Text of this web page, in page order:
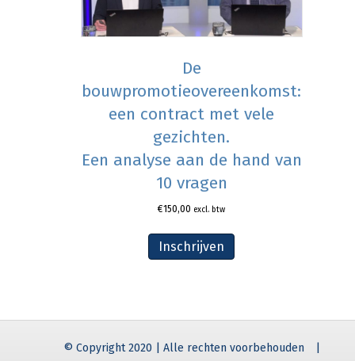
De
bouwpromotieovereenkomst:
een contract met vele
gezichten.
Een analyse aan de hand van
10 vragen
€150,00 excl. btw
Inschrijven
© Copyright 2020 | Alle rechten voorbehouden